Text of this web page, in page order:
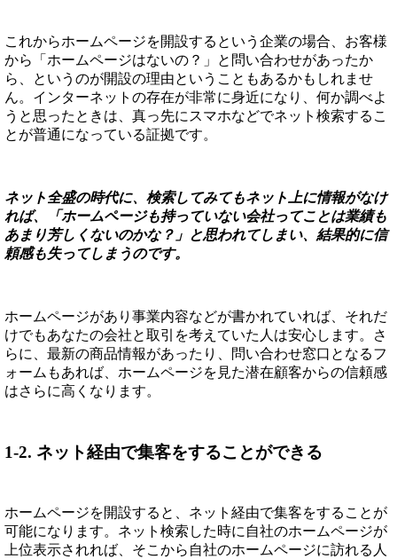
これからホームページを開設するという企業の場合、お客様
から「ホームページはないの？」と問い合わせがあったか
ら、というのが開設の理由ということもあるかもしれませ
ん。インターネットの存在が非常に身近になり、何か調べよ
うと思ったときは、真っ先にスマホなどでネット検索するこ
とが普通になっている証拠です。
ネット全盛の時代に、検索してみてもネット上に情報がなけ
れば、「ホームページも持っていない会社ってことは業績も
あまり芳しくないのかな？」と思われてしまい、結果的に信
頼感も失ってしまうのです。
ホームページがあり事業内容などが書かれていれば、それだ
けでもあなたの会社と取引を考えていた人は安心します。さ
らに、最新の商品情報があったり、問い合わせ窓口となるフ
ォームもあれば、ホームページを見た潜在顧客からの信頼感
はさらに高くなります。
1-2. ネット経由で集客をすることができる
ホームページを開設すると、ネット経由で集客をすることが
可能になります。ネット検索した時に自社のホームページが
上位表示されれば、そこから自社のホームページに訪れる人